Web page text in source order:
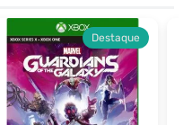
Destaque